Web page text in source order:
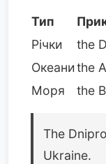
Тип
Річки
the
Океаниthe
Моря
the
The
Ukraine.